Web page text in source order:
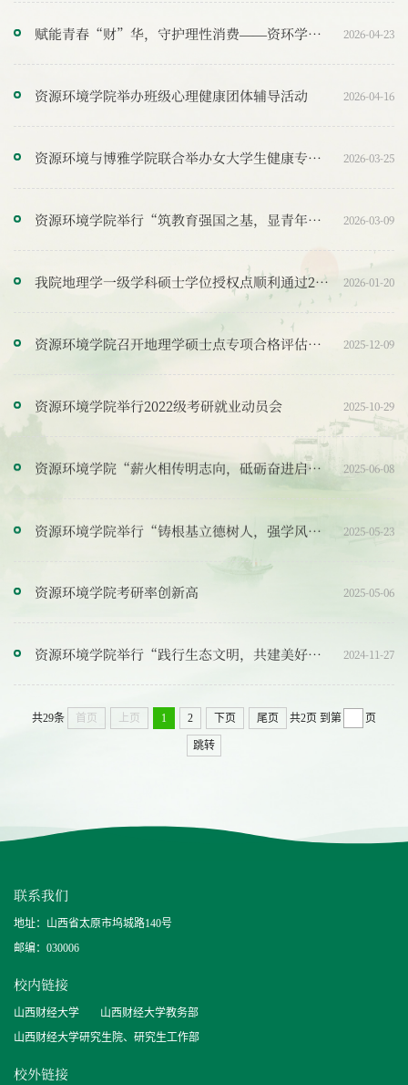
2026-04-23
赋能青春“财”华，守护理性消费——资环学院开展大学生财商启蒙素质教育报告
2026-04-16
资源环境学院举办班级心理健康团体辅导活动
2026-03-25
资源环境与博雅学院联合举办女大学生健康专题报告
2026-03-09
资源环境学院举行“筑教育强国之基，显青年担当之为”主题升旗仪式
2026-01-20
我院地理学一级学科硕士学位授权点顺利通过2025年专项合格评估
2025-12-09
资源环境学院召开地理学硕士点专项合格评估资料专家咨询会
2025-10-29
资源环境学院举行2022级考研就业动员会
2025-06-08
资源环境学院“薪火相传明志向，砥砺奋进启征程”毕业生经验分享交流会
2025-05-23
资源环境学院举行“铸根基立德树人，强学风多维赋能”主题升旗仪式
2025-05-06
资源环境学院考研率创新高
2024-11-27
资源环境学院举行“践行生态文明，共建美好校园”主题升旗仪式
共29条 首页 上页 1 2 下页 尾页 共2页 到第 页
跳转
联系我们
地址：山西省太原市坞城路140号
邮编：030006
校内链接
山西财经大学
山西财经大学教务部
山西财经大学研究生院、研究生工作部
校外链接